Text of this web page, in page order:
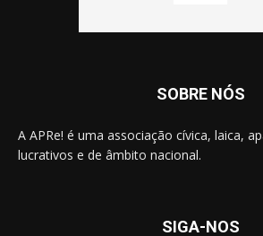
SOBRE NÓS
A APRe! é uma associação cívica, laica,
lucrativos e de âmbito nacional.
SIGA-NOS